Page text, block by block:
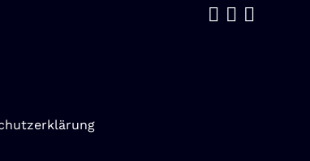
Like us on
Follow
Add